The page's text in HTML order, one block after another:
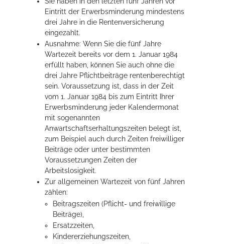
Eintritt der Erwerbsminderung mindestens
drei Jahre in die Rentenversicherung
eingezahlt.
Ausnahme: Wenn Sie die fünf Jahre
Wartezeit bereits vor dem 1. Januar 1984
erfüllt haben, können Sie auch ohne die
drei Jahre Pflichtbeiträge rentenberechtigt
sein. Voraussetzung ist, dass in der Zeit
vom 1. Januar 1984 bis zum Eintritt Ihrer
Erwerbsminderung jeder Kalendermonat
mit sogenannten
Anwartschaftserhaltungszeiten belegt ist,
zum Beispiel auch durch Zeiten freiwilliger
Beiträge oder unter bestimmten
Voraussetzungen Zeiten der
Arbeitslosigkeit.
Zur allgemeinen Wartezeit von fünf Jahren
zählen:
Beitragszeiten (Pflicht- und freiwillige
Beiträge),
Ersatzzeiten,
Kindererziehungszeiten,